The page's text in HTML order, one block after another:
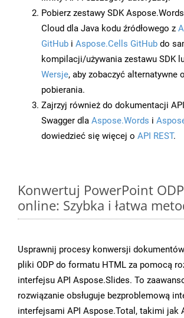
Pobierz zestawy SDK
Cloud dla Java kodu źródłowego z
GitHub i Aspose.Cells GitHub do
kompilacji/używania zestawu SDK
Wersje, aby zobaczyć alternatywne
pobierania.
Zajrzyj również do dokumentacji
Swagger dla Aspose.Words i
dowiedzieć się więcej o API REST.
Konwertuj PowerPoint
online: Szybka i łatwa
Usprawnij procesy konwersji
pliki ODP do formatu HTML za pomocą
interfejsu API Aspose.Slides. To
rozwiązanie obsługuje bezproblemową
interfejsami API Aspose.Total, takimi jak